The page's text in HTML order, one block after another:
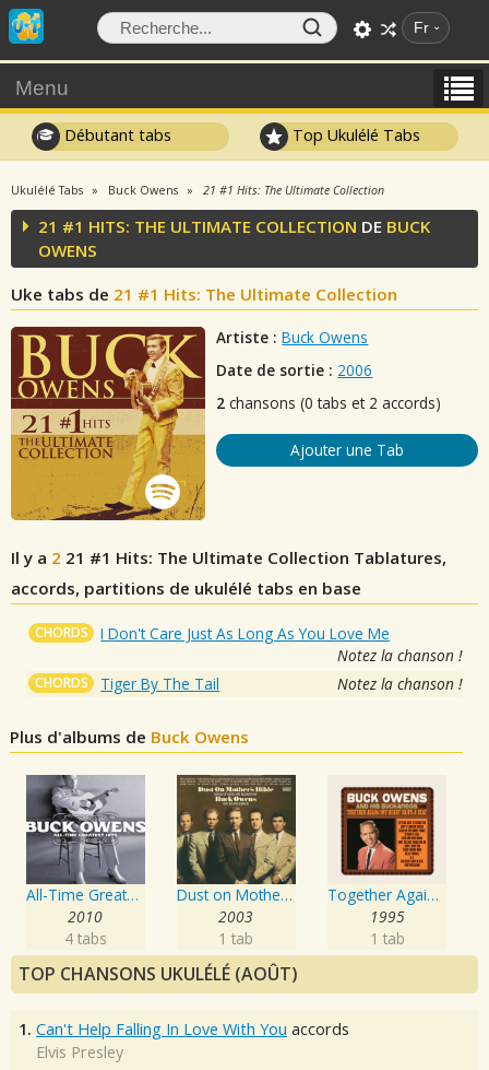
Fr
Menu
Débutant tabs Top Ukulélé Tabs
Ukulélé Tabs Buck Owens 21 #1 Hits: The Ultimate Collection
21 #1 HITS: THE ULTIMATE COLLECTION DE BUCK
OWENS
Uke tabs de 21 #1 Hits: The Ultimate Collection
Artiste : Buck Owens
Date de sortie : 2006
2 chansons (0 tabs et 2 accords)
Ajouter une Tab
Il y a 2 21 #1 Hits: The Ultimate Collection Tablatures,
accords, partitions de ukulélé tabs en base
CHORDS
I Don't Care Just As Long As You Love Me
Notez la chanson !
CHORDS Tiger By The Tail Notez la chanson !
Plus d'albums de Buck Owens
All-Time Greatest Hits
2010
4 tabs
Dust on Mother's Bible
2003
1 tab
Together Again / My Heart Skips a Beat
1995
1 tab
TOP CHANSONS UKULÉLÉ (AOÛT)
1. Can't Help Falling In Love With You accords
Elvis Presley